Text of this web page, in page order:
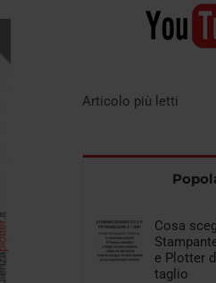
Articolo più letti
Cosa
e Plotter
taglio